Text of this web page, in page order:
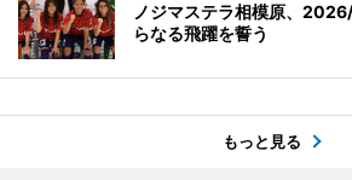
ノジマステラ相模原、
らなる飛躍を誓う
もっと見る